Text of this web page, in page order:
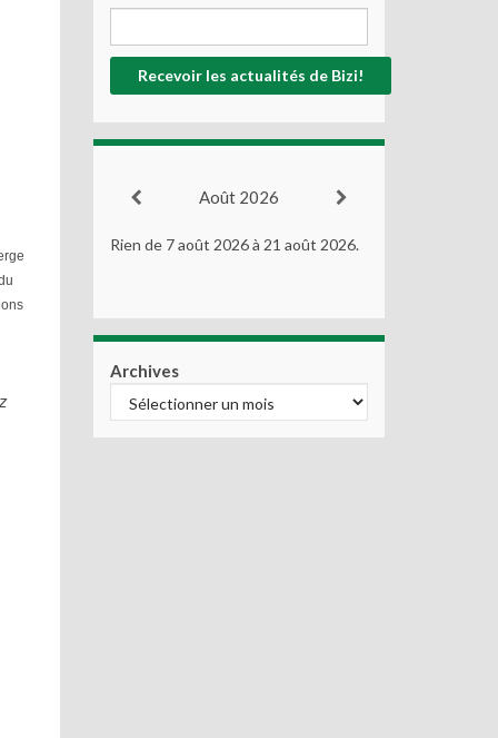
Août 2026
Rien de 7 août 2026 à 21 août 2026.
Archives